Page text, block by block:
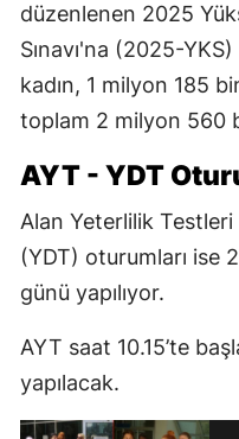
düzenlenen 2025
Sınavı'na (2025-
kadın, 1 milyon 185
toplam 2 milyon 560
AYT - YDT
Alan Yeterlilik Testleri
(YDT) oturumları ise
günü yapılıyor.
AYT saat 10.15’te
yapılacak.